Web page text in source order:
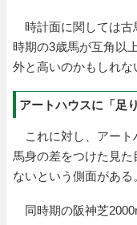
時計面に関しては古
時期の3歳馬が互角以
外と高いのかもしれな
アートハウスに「足
これに対し、アート
馬身の差をつけた見
ないという側面がある
同時期の阪神芝